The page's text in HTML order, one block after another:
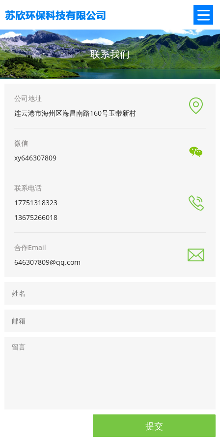
联系我们
公司地址
连云港市海州区海昌南路160号玉带新村
微信
xy646307809
联系电话
17751318323
13675266018
合作Email
646307809@qq.com